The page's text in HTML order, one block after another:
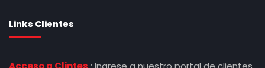
Links Clientes